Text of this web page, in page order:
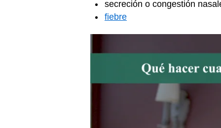
secreción o congestión
fiebre